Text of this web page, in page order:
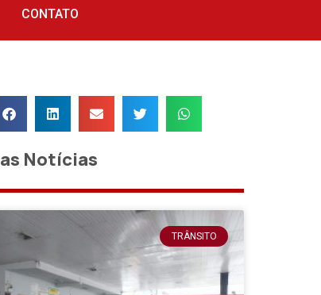
CONTATO
Notícias
TRÂNSITO